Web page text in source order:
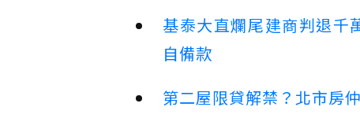
基泰大直爛尾建商判退千
自備款
第二屋限貸解禁？北市房